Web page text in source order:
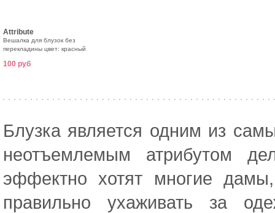
Attribute
Вешалка для блузок без
перекладины цвет: красный
100 руб
Блузка является одним из
неотъемлемым атрибутом
эффектно хотят многие
правильно ухаживать за